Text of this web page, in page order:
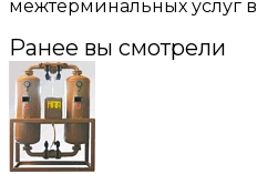
межтерминальных услуг в
Ранее вы смотрели